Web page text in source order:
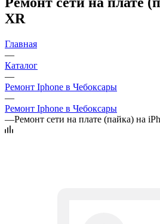
XR
Главная
—
Каталог
—
Ремонт Iphone в Чебоксары
—
Ремонт Iphone в Чебоксары
—Ремонт сети на плате (пайка) на